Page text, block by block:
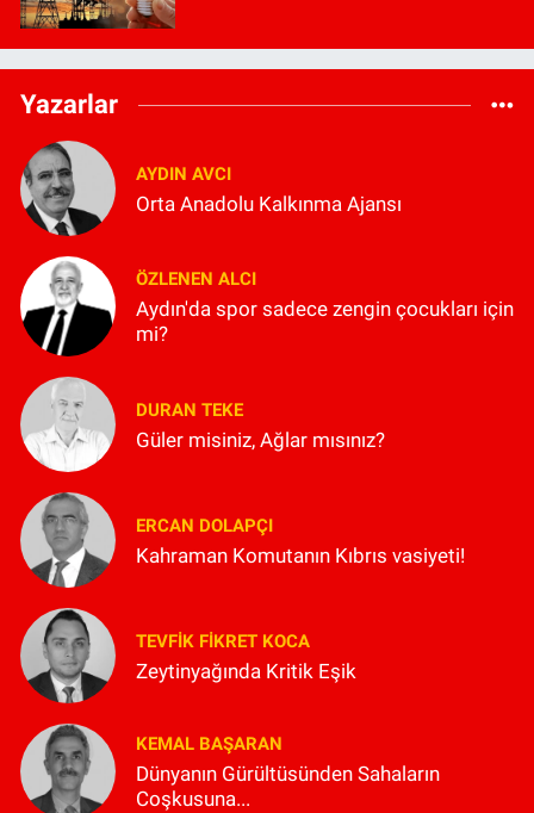
Yazarlar
AYDIN AVCI
Orta Anadolu Kalkınma Ajansı
ÖZLENEN ALCI
Aydın'da spor sadece zengin çocukları için
mi?
DURAN TEKE
Güler misiniz, Ağlar mısınız?
ERCAN DOLAPÇI
Kahraman Komutanın Kıbrıs vasiyeti!
TEVFIK FIKRET KOCA
Zeytinyağında Kritik Eşik
KEMAL BAŞARAN
Dünyanın Gürültüsünden Sahaların
Coşkusuna...